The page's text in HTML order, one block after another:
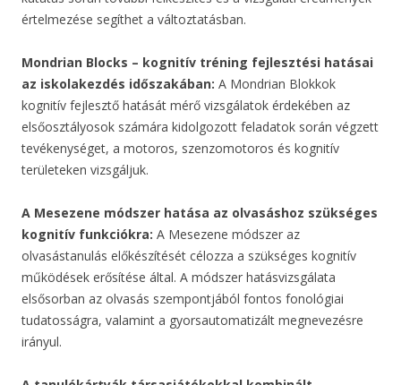
értelmezése segíthet a változtatásban.
Mondrian Blocks – kognitív tréning fejlesztési hatásai
az iskolakezdés időszakában: A Mondrian Blokkok
kognitív fejlesztő hatását mérő vizsgálatok érdekében az
elsőosztályosok számára kidolgozott feladatok során végzett
tevékenységet, a motoros, szenzomotoros és kognitív
területeken vizsgáljuk.
A Mesezene módszer hatása az olvasáshoz szükséges
kognitív funkciókra: A Mesezene módszer az
olvasástanulás előkészítését célozza a szükséges kognitív
működések erősítése által. A módszer hatásvizsgálata
elsősorban az olvasás szempontjából fontos fonológiai
tudatosságra, valamint a gyorsautomatizált megnevezésre
irányul.